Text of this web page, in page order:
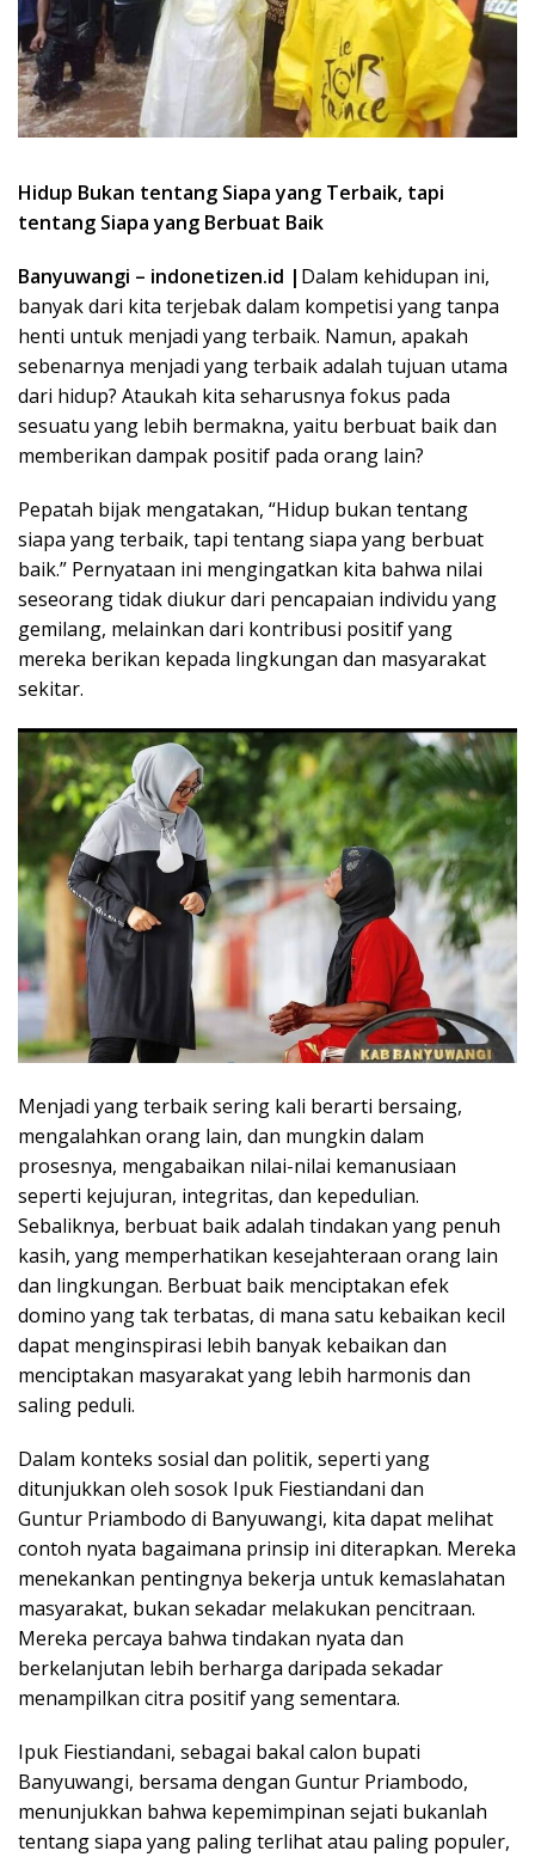
Hidup Bukan tentang Siapa yang Terbaik, tapi
tentang Siapa yang Berbuat Baik
Banyuwangi – indonetizen.id | Dalam kehidupan ini,
banyak dari kita terjebak dalam kompetisi yang tanpa
henti untuk menjadi yang terbaik. Namun, apakah
sebenarnya menjadi yang terbaik adalah tujuan utama
dari hidup? Ataukah kita seharusnya fokus pada
sesuatu yang lebih bermakna, yaitu berbuat baik dan
memberikan dampak positif pada orang lain?
Pepatah bijak mengatakan, “Hidup bukan tentang
siapa yang terbaik, tapi tentang siapa yang berbuat
baik.” Pernyataan ini mengingatkan kita bahwa nilai
seseorang tidak diukur dari pencapaian individu yang
gemilang, melainkan dari kontribusi positif yang
mereka berikan kepada lingkungan dan masyarakat
sekitar.
Menjadi yang terbaik sering kali berarti bersaing,
mengalahkan orang lain, dan mungkin dalam
prosesnya, mengabaikan nilai-nilai kemanusiaan
seperti kejujuran, integritas, dan kepedulian.
Sebaliknya, berbuat baik adalah tindakan yang penuh
kasih, yang memperhatikan kesejahteraan orang lain
dan lingkungan. Berbuat baik menciptakan efek
domino yang tak terbatas, di mana satu kebaikan kecil
dapat menginspirasi lebih banyak kebaikan dan
menciptakan masyarakat yang lebih harmonis dan
saling peduli.
Dalam konteks sosial dan politik, seperti yang
ditunjukkan oleh sosok Ipuk Fiestiandani dan
Guntur Priambodo di Banyuwangi, kita dapat melihat
contoh nyata bagaimana prinsip ini diterapkan. Mereka
menekankan pentingnya bekerja untuk kemaslahatan
masyarakat, bukan sekadar melakukan pencitraan.
Mereka percaya bahwa tindakan nyata dan
berkelanjutan lebih berharga daripada sekadar
menampilkan citra positif yang sementara.
Ipuk Fiestiandani, sebagai bakal calon bupati
Banyuwangi, bersama dengan Guntur Priambodo,
menunjukkan bahwa kepemimpinan sejati bukanlah
tentang siapa yang paling terlihat atau paling populer,